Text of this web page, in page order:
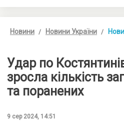
Новини Новини України
Удар по
зросла кількість
та поранених
9 сер 2024, 14:51